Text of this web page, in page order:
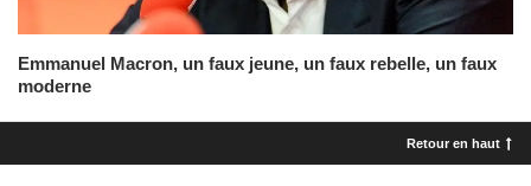
Emmanuel Macron, un faux jeune, un faux rebelle, un faux
moderne
Retour en haut